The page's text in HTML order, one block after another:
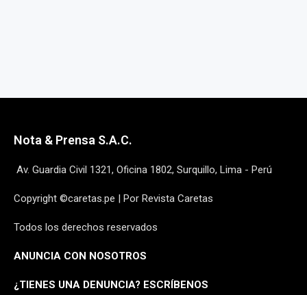
Nota & Prensa S.A.C.
Av. Guardia Civil 1321, Oficina 1802, Surquillo, Lima - Perú
Copyright ©caretas.pe | Por Revista Caretas
Todos los derechos reservados
ANUNCIA CON NOSOTROS
¿TIENES UNA DENUNCIA? ESCRÍBENOS